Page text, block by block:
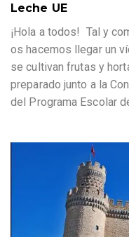
Leche UE
¡Hola a todos! Tal y
os hacemos llegar un
se cultivan frutas y
preparado junto a la
del Programa Escolar